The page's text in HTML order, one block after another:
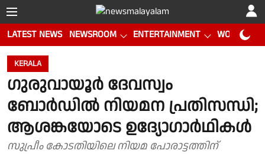
LATEST NEWS NEWSROOM ENTERTAINMENT WORLD CUP
KERALA
ഗുരുവായൂർ ദേവസ്വം
ബോർഡിൽ നിയമന പ്രതിസന്ധി;
ആശങ്കയോടെ ഉദ്യോഗാർഥികൾ
സുപ്രീം കോടതിയിലെ നിയമ പോരാട്ടത്തിന്